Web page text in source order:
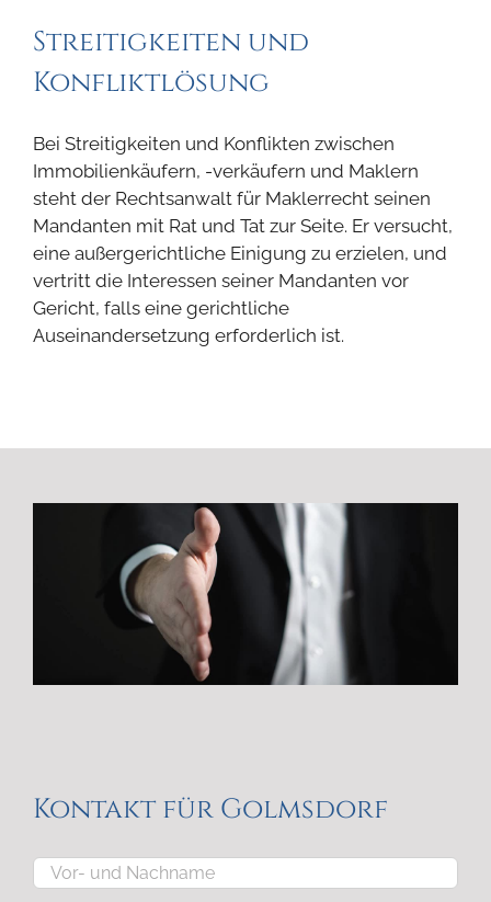
Streitigkeiten und
Konfliktlösung
Bei Streitigkeiten und Konflikten zwischen
Immobilienkäufern, -verkäufern und Maklern
steht der Rechtsanwalt für Maklerrecht seinen
Mandanten mit Rat und Tat zur Seite. Er versucht,
eine außergerichtliche Einigung zu erzielen, und
vertritt die Interessen seiner Mandanten vor
Gericht, falls eine gerichtliche
Auseinandersetzung erforderlich ist.
Kontakt für Golmsdorf